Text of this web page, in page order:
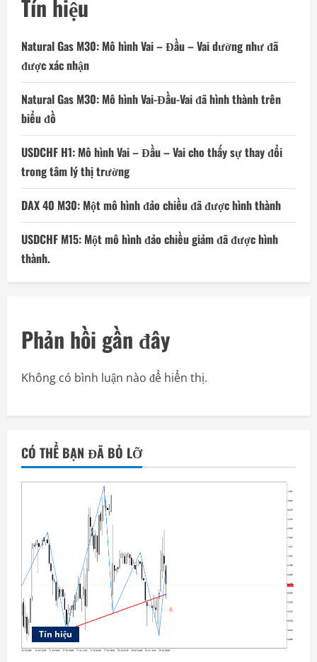
Tín hiệu
Natural Gas M30: Mô hình Vai – Đầu – Vai dường như đã
được xác nhận
Natural Gas M30: Mô hình Vai-Đầu-Vai đã hình thành trên
biểu đồ
USDCHF H1: Mô hình Vai – Đầu – Vai cho thấy sự thay đổi
trong tâm lý thị trường
DAX 40 M30: Một mô hình đảo chiều đã được hình thành
USDCHF M15: Một mô hình đảo chiều giảm đã được hình
thành.
Phản hồi gần đây
Không có bình luận nào để hiển thị.
CÓ THỂ BẠN ĐÃ BỎ LỠ
Tín hiệu